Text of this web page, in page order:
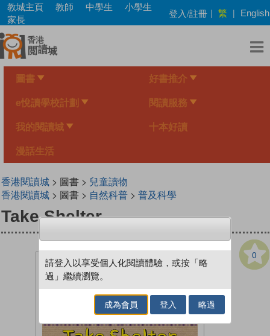
Skip
main
content
教城主頁 教師 中學生
小學生
家長
登入/註冊 | 繁 | English
圖書 好書推介
e悅讀學校計劃 閱讀服務
我的閱讀城 十本好讀
漫話生活
香港閱讀城> 圖書 > 兒童讀物
香港閱讀城> 圖書 > 自然科普> 普及科學
Take Shelter
0
請登入以享受個人化閱讀體驗，或按「略
過」繼續瀏覽。
成為會員 登入 略過